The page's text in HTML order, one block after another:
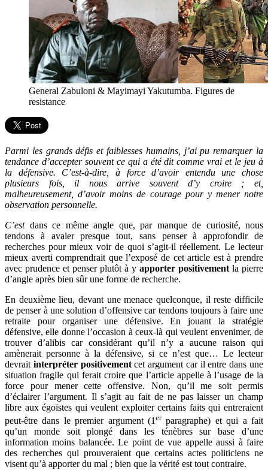
General Zabuloni & Mayimayi Yakutumba. Figures de
resistance
Parmi les grands défis et faiblesses humains, j’ai pu remarquer la
tendance d’accepter souvent ce qui a été dit comme vrai et le jeu à
la défensive. C’est-à-dire, à force d’avoir entendu une chose
plusieurs fois, il nous arrive souvent d’y croire ; et,
malheureusement, d’avoir moins de courage pour y mener notre
observation personnelle.
C’est dans ce même angle que, par manque de curiosité, nous
tendons à avaler presque tout, sans penser à approfondir de
recherches pour mieux voir de quoi s’agit-il réellement. Le lecteur
mieux averti comprendrait que l’exposé de cet article est à prendre
avec prudence et penser plutôt à y apporter positivement la pierre
d’angle après bien sûr une forme de recherche.
En deuxième lieu, devant une menace quelconque, il reste difficile
de penser à une solution d’offensive car tendons toujours à faire une
retraite pour organiser une défensive. En jouant la stratégie
défensive, elle donne l’occasion à ceux-là qui veulent envenimer, de
trouver d’alibis car considérant qu’il n’y a aucune raison qui
amènerait personne à la défensive, si ce n’est que… Le lecteur
devrait interpréter positivementcet argument car il entre dans une
situation fragile qui ferait croire que l’article appelle à l’usage de la
force pour mener cette offensive. Non, qu’il me soit permis
d’éclairer l’argument. Il s’agit au fait de ne pas laisser un champ
libre aux égoïstes qui veulent exploiter certains faits qui entreraient
peut-être dans le premier argument (1 erparagraphe) et qui a fait
qu’un monde soit plongé dans les ténèbres sur base d’une
information moins balancée. Le point de vue appelle aussi à faire
des recherches qui prouveraient que certains actes politiciens ne
visent qu’à apporter du mal ; bien que la vérité est tout contraire.